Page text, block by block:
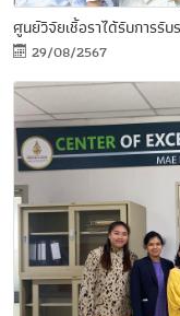
ศูนย์วิจัยเชื้อราได้รับการรั
29/08/2567